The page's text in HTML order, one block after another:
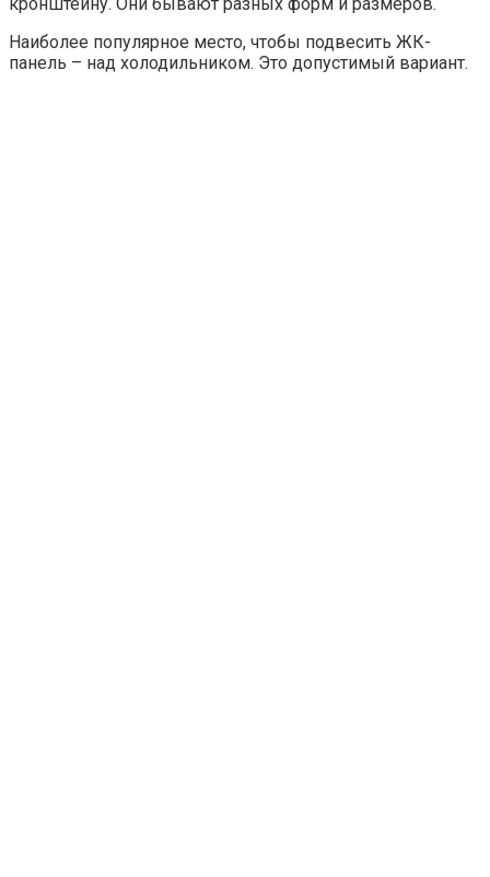
Наиболее популярное место, чтобы подвесить ЖК-
панель – над холодильником. Это допустимый вариант.